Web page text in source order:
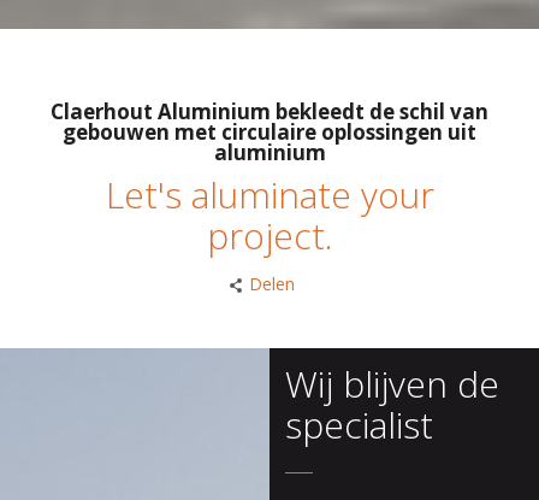
Claerhout Aluminium bekleedt de schil van
gebouwen met circulaire oplossingen uit
aluminium
Let's aluminate your
project.
Delen
Wij blijven de
specialist